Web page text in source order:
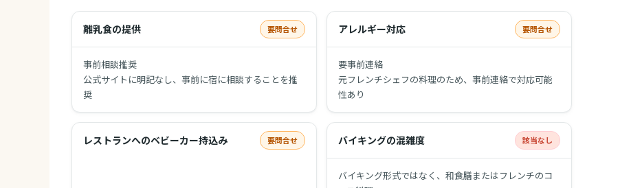
離乳食の提供 要問合せ
事前相談推奨
公式サイトに明記なし、事前に宿に相談することを推
奨
アレルギー対応 要問合せ
要事前連絡
元フレンチシェフの料理のため、事前連絡で対応可能
性あり
レストランへのベビーカー持込み 要問合せ バイキングの混雑度 該当なし
バイキング形式ではなく、和食膳またはフレンチのコ